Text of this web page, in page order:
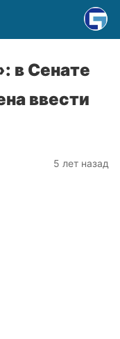
в Сенате
ввести
5 лет назад